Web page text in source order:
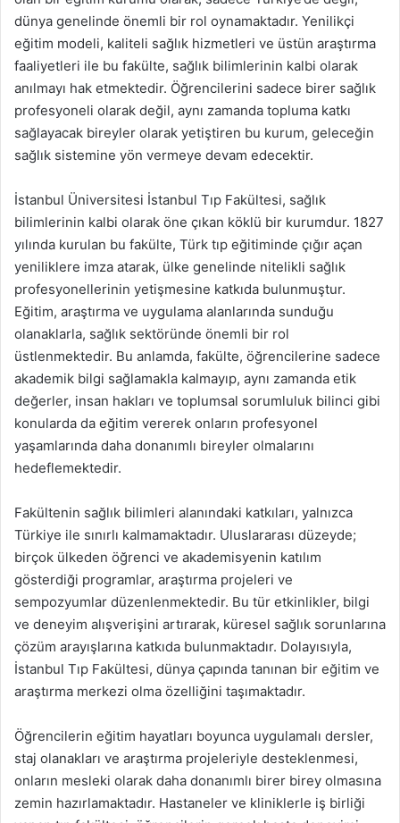
dünya genelinde önemli bir rol oynamaktadır. Yenilikçi
eğitim modeli, kaliteli sağlık hizmetleri ve üstün araştırma
faaliyetleri ile bu fakülte, sağlık bilimlerinin kalbi olarak
anılmayı hak etmektedir. Öğrencilerini sadece birer sağlık
profesyoneli olarak değil, aynı zamanda topluma katkı
sağlayacak bireyler olarak yetiştiren bu kurum, geleceğin
sağlık sistemine yön vermeye devam edecektir.
İstanbul Üniversitesi İstanbul Tıp Fakültesi, sağlık
bilimlerinin kalbi olarak öne çıkan köklü bir kurumdur. 1827
yılında kurulan bu fakülte, Türk tıp eğitiminde çığır açan
yeniliklere imza atarak, ülke genelinde nitelikli sağlık
profesyonellerinin yetişmesine katkıda bulunmuştur.
Eğitim, araştırma ve uygulama alanlarında sunduğu
olanaklarla, sağlık sektöründe önemli bir rol
üstlenmektedir. Bu anlamda, fakülte, öğrencilerine sadece
akademik bilgi sağlamakla kalmayıp, aynı zamanda etik
değerler, insan hakları ve toplumsal sorumluluk bilinci gibi
konularda da eğitim vererek onların profesyonel
yaşamlarında daha donanımlı bireyler olmalarını
hedeflemektedir.
Fakültenin sağlık bilimleri alanındaki katkıları, yalnızca
Türkiye ile sınırlı kalmamaktadır. Uluslararası düzeyde;
birçok ülkeden öğrenci ve akademisyenin katılım
gösterdiği programlar, araştırma projeleri ve
sempozyumlar düzenlenmektedir. Bu tür etkinlikler, bilgi
ve deneyim alışverişini artırarak, küresel sağlık sorunlarına
çözüm arayışlarına katkıda bulunmaktadır. Dolayısıyla,
İstanbul Tıp Fakültesi, dünya çapında tanınan bir eğitim ve
araştırma merkezi olma özelliğini taşımaktadır.
Öğrencilerin eğitim hayatları boyunca uygulamalı dersler,
staj olanakları ve araştırma projeleriyle desteklenmesi,
onların mesleki olarak daha donanımlı birer birey olmasına
zemin hazırlamaktadır. Hastaneler ve kliniklerle iş birliği